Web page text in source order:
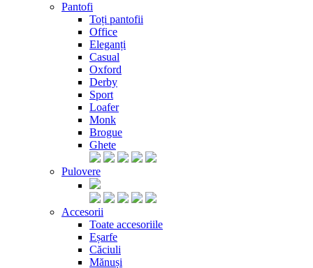
Pantofi
Toți pantofii
Office
Eleganți
Casual
Oxford
Derby
Sport
Loafer
Monk
Brogue
Ghete
Pulovere
Accesorii
Toate accesoriile
Eșarfe
Căciuli
Mănuși